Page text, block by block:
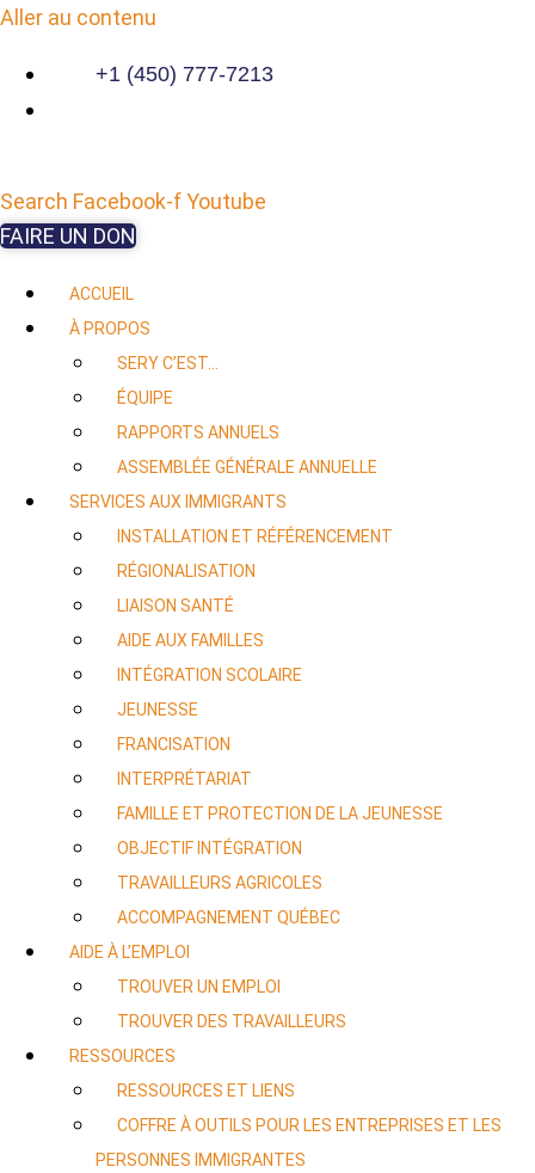
Aller au contenu
+1 (450) 777-7213
Search Facebook-fYoutube
FAIRE UN DON
ACCUEIL
À PROPOS
SERY C’EST…
ÉQUIPE
RAPPORTS ANNUELS
ASSEMBLÉE GÉNÉRALE ANNUELLE
SERVICES AUX IMMIGRANTS
INSTALLATION ET RÉFÉRENCEMENT
RÉGIONALISATION
LIAISON SANTÉ
AIDE AUX FAMILLES
INTÉGRATION SCOLAIRE
JEUNESSE
FRANCISATION
INTERPRÉTARIAT
FAMILLE ET PROTECTION DE LA JEUNESSE
OBJECTIF INTÉGRATION
TRAVAILLEURS AGRICOLES
ACCOMPAGNEMENT QUÉBEC
AIDE À L’EMPLOI
TROUVER UN EMPLOI
TROUVER DES TRAVAILLEURS
RESSOURCES
RESSOURCES ET LIENS
COFFRE À OUTILS POUR LES ENTREPRISES ET LES
PERSONNES IMMIGRANTES